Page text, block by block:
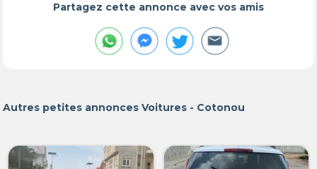
Partagez cette annonce avec vos amis
Autres petites annonces Voitures - Cotonou